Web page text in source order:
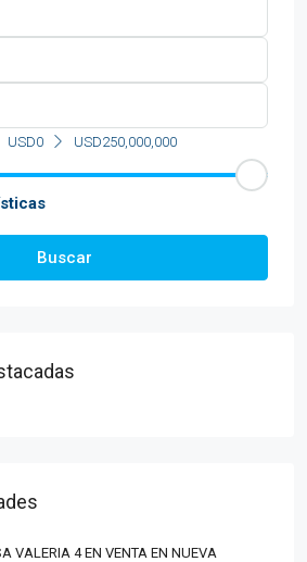
USD0 USD250,000,000
Buscar
VALERIA 4 EN VENTA EN NUEVA